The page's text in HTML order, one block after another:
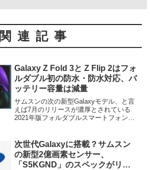
関連記事
Galaxy Z Fold 3と Z Flip 2はフォ
ルダブル初の防水・防水対応、バ
ッテリー容量は減量
サムスンの次の新型Galaxyモデル、と言
えば7月のリリースが濃厚とされている
2021年版フォルダブルスマートフォン、
リーク...
次世代Galaxyに搭載？サムスン
の新型2億画素センサー、
「S5KGND」のスペックがリー